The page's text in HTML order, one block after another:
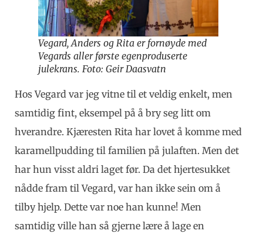
Vegard, Anders og Rita er fornøyde med
Vegards aller første egenproduserte
julekrans. Foto: Geir Daasvatn
Hos Vegard var jeg vitne til et veldig enkelt, men
samtidig fint, eksempel på å bry seg litt om
hverandre. Kjæresten Rita har lovet å komme med
karamellpudding til familien på julaften. Men det
har hun visst aldri laget før. Da det hjertesukket
nådde fram til Vegard, var han ikke sein om å
tilby hjelp. Dette var noe han kunne! Men
samtidig ville han så gjerne lære å lage en